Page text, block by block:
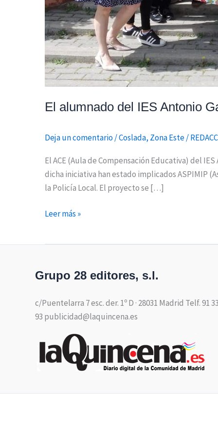
El alumnado del IES Antonio
Deja un comentario/Coslada, Zona Este/
El ACE (Aula de Compensación Educativa) del
dicha iniciativa han estado implicados ASPIMIP
la Policía Local. El proyecto se […]
Leer más »
Grupo 28 editores, s.l.
c/Puentelarra 7 esc. der. 1º D · 28031 Madrid Telf. 91
93 publicidad@laquincena.es